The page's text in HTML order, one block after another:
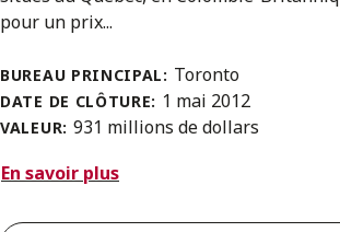
pour un prix...
BUREAU PRINCIPAL: Toronto
DATE DE CLÔTURE: 1 mai 2012
VALEUR: 931 millions de dollars
En savoir plus